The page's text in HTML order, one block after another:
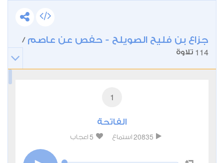
جزاع بن فليح الصويلح - حفص عن عاصم /
114 تلاوة
1
الفاتحة
20835 استماع 5 اعجاب